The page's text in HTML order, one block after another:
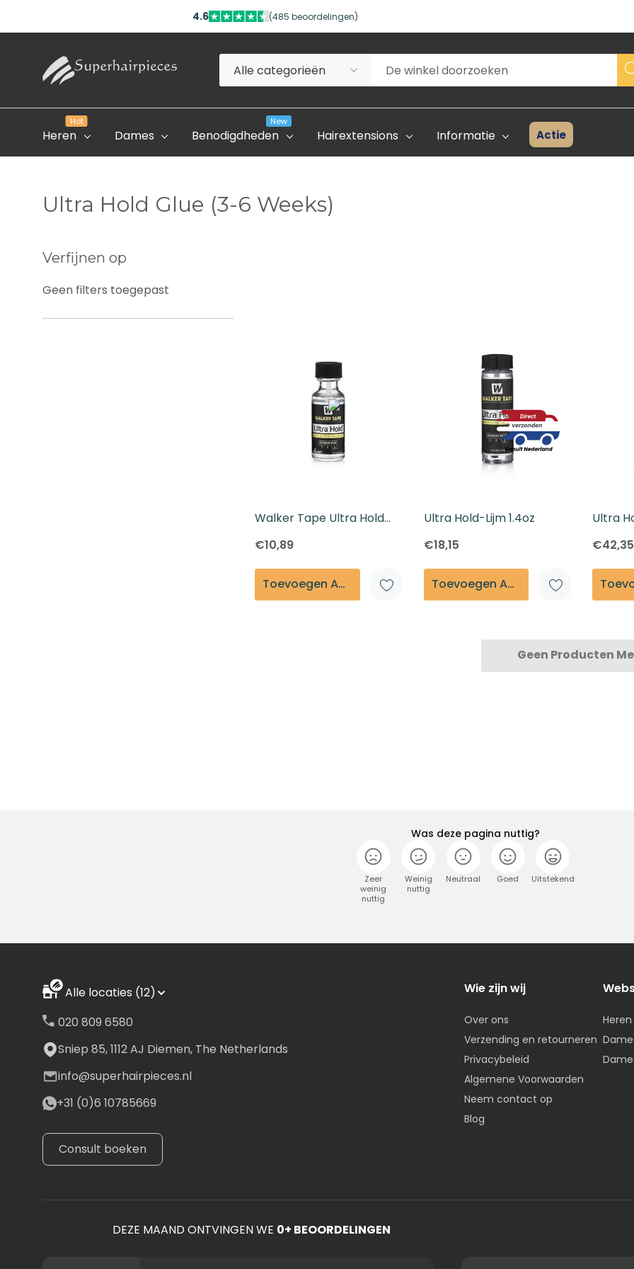
4.6 (485 beoordelingen)
Alle
categorieën
Zoeken
Heren
Hot
Dames Benodigdheden
New
Hairextensions Informatie
Aanvraagformulier
Verzending En Retourneren
Actie
Ultra Hold Glue (3-6 Weeks)
Verfijnen op
Geen filters toegepast
Walker Tape Ultra Hold
Lijm 0.5oz
€10,89
Toevoegen Aan Winkelmandje
Ultra Hold-Lijm 1.4oz
€18,15
Toevoegen Aan Winkelmandje
Ultra
€42,35
Geen Producten
Was deze pagina nuttig?
Zeer
weinig
nuttig
Weinig
nuttig
Neutraal Goed Uitstekend
DEZE MAAND ONTVINGEN WE 0+ BEOORDELINGEN
Alle locaties (12)
020 809 6580
Sniep 85, 1112 AJ Diemen, The Netherlands
info@superhairpieces.nl
+31 (0)6 10785669
Consult boeken
Wie zijn wij
Over ons
Verzending en retourneren
Privacybeleid
Algemene Voorwaarden
Neem contact op
Blog